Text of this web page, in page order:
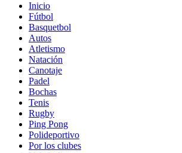
Inicio
Fútbol
Basquetbol
Autos
Atletismo
Natación
Canotaje
Padel
Bochas
Tenis
Rugby
Ping Pong
Polideportivo
Por los clubes